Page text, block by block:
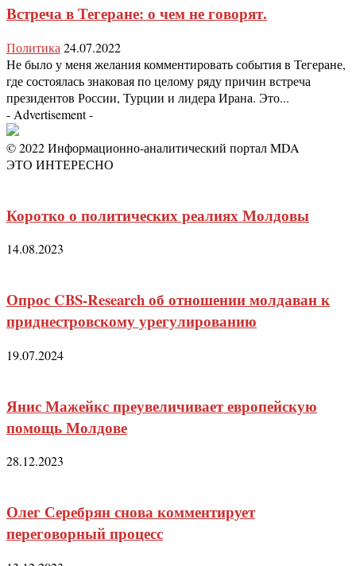
Встреча в Тегеране: о чем не говорят.
Политика 24.07.2022
Не было у меня желания комментировать события в Тегеране,
где состоялась знаковая по целому ряду причин встреча
президентов России, Турции и лидера Ирана. Это...
- Advertisement -
© 2022 Информационно-аналитический портал MDA
ЭТО ИНТЕРЕСНО
Коротко о политических реалиях Молдовы
14.08.2023
Опрос CBS-Research об отношении молдаван к
приднестровскому урегулированию
19.07.2024
Янис Мажейкс преувеличивает европейскую
помощь Молдове
28.12.2023
Олег Серебрян снова комментирует
переговорный процесс